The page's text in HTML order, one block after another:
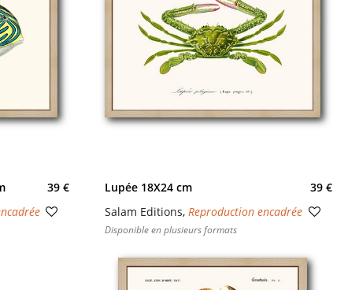
39 €
Lupée 18X24 cm
39 €
Salam Editions,Reproduction encadrée
Disponible en plusieurs formats